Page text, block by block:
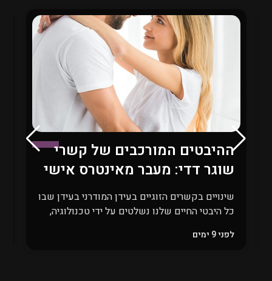
ההיבטים המורכבים של קשרי
שוגר דדי: מעבר מאינטרס אישי
לאתיקה חברתית
שינויים בקשרים הזוגיים בעידן המודרני בעידן שבו
כל היבטי החיים שלנו נשלטים על ידי טכנולוגיה,
הזוגיים עוברים שינוי מהותי. אחד הקשרים
לפני 9 ימים